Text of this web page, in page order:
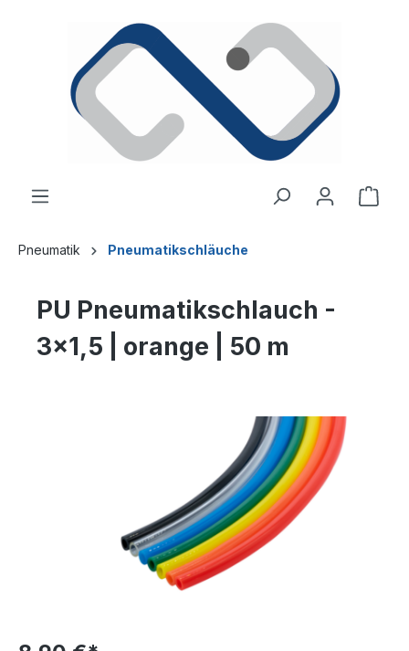
Pneumatik Pneumatikschläuche
PU Pneumatikschlauch -
3x1,5 | orange | 50 m